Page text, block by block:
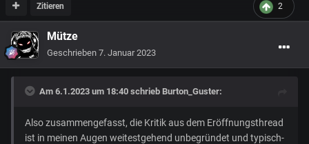
2
Zitieren
Mütze
Geschrieben 7. Januar 2023
Am 6.1.2023 um 18:40 schrieb Burton_Guster:
Also zusammengefasst, die Kritik aus dem Eröffnungsthread
ist in meinen Augen weitestgehend unbegründet und typisch-